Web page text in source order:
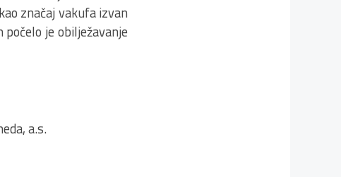
značaj vakufa izvan
je obilježavanje
a.s.